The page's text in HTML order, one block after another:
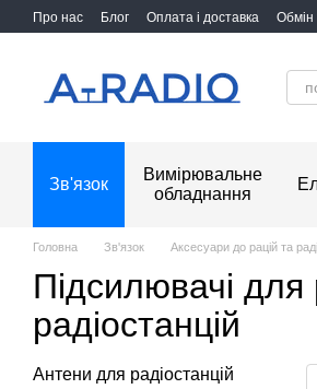
Перейти до основного контенту
Про нас Блог Оплата і доставка Обмін
Зв'язок
Вимірювальне
обладнання
Головна Зв'язок Аксесуари до рацій та
Підсилювачі для
радіостанцій
Антени для радіостанцій